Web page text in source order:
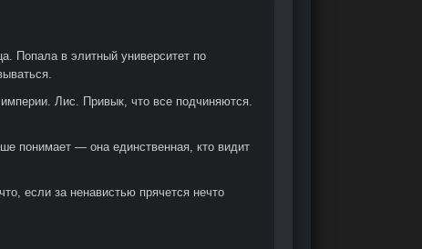
Попала в элитный университет по
Лис. Привык, что все подчиняются.
понимает — она единственная, кто видит
если за ненавистью прячется нечто